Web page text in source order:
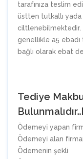
tarafınıza teslim
üstten tutkallı
ciltlenebilmektedir.
genellikle a5
bağlı olarak ebat
Tediye
Ödemeyi yapan
Ödemeyi alan
Ödemenin şekli